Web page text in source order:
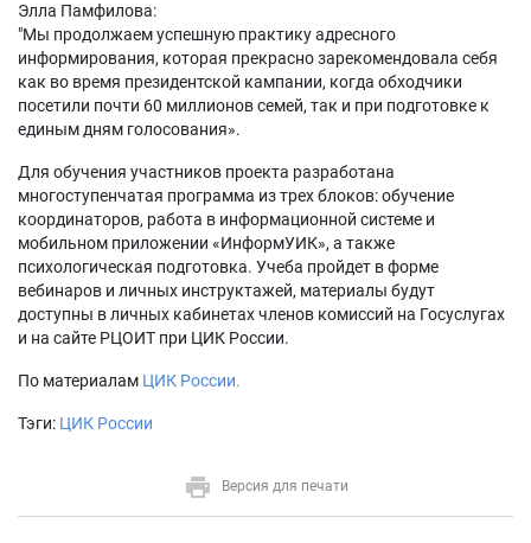
Элла Памфилова:
"Мы продолжаем успешную практику адресного
информирования, которая прекрасно зарекомендовала себя
как во время президентской кампании, когда обходчики
посетили почти 60 миллионов семей, так и при подготовке к
единым дням голосования».
Для обучения участников проекта разработана
многоступенчатая программа из трех блоков: обучение
координаторов, работа в информационной системе и
мобильном приложении «ИнформУИК», а также
психологическая подготовка. Учеба пройдет в форме
вебинаров и личных инструктажей, материалы будут
доступны в личных кабинетах членов комиссий на Госуслугах
и на сайте РЦОИТ при ЦИК России.
По материалам ЦИК России.
Тэги: ЦИК России
Версия для печати